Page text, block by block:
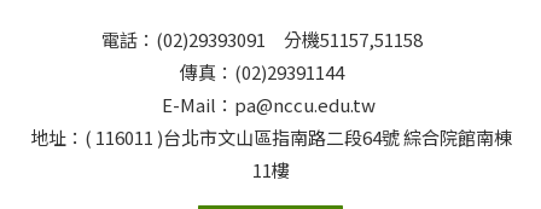
電話：(02)29393091 分機51157,51158
傳真：(02)29391144
E-Mail：pa@nccu.edu.tw
地址：( 116011 )台北市文山區指南路二段64號 綜合院館南棟
11樓